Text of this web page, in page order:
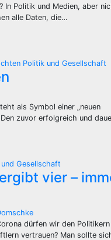
In Politik und Medien, aber
alle Daten, die…
Politik und Gesellschaft
als Symbol einer „neuen
zuvor erfolgreich und
Gesellschaft
vier –
dürfen wir den
vertrauen? Man sollte